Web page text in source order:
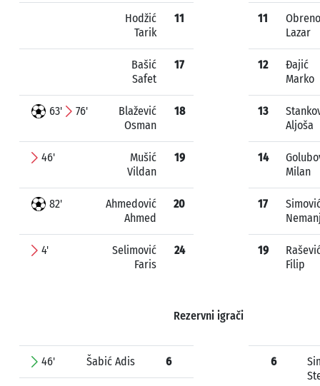
Hodžić
Tarik
11
Bašić
Safet
17
63' 76'
Blažević
Osman
18
46'
Mušić
Vildan
19
82'
Ahmedović
Ahmed
20
4'
Selimović
Faris
24
11
Lazar
12
Đajić
Marko
13
Aljoša
14
Milan
17
19
Filip
Rezervni igrači
46' Šabić Adis 6 6